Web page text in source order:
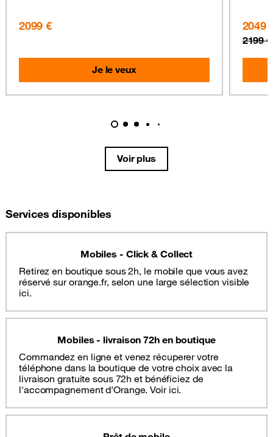
2099 €
Je le veux
2049
2199 €
Voir plus
Services disponibles
Mobiles - Click & Collect
Retirez en boutique sous 2h, le mobile que vous avez
réservé sur orange.fr, selon une large sélection visible
ici.
Mobiles - livraison 72h en boutique
Commandez en ligne et venez récuperer votre
téléphone dans la boutique de votre choix avec la
livraison gratuite sous 72h et bénéficiez de
l'accompagnement d'Orange. Voir ici.